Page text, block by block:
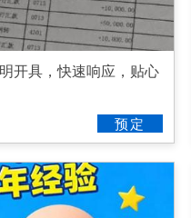
开具，快速响应，贴心
预定